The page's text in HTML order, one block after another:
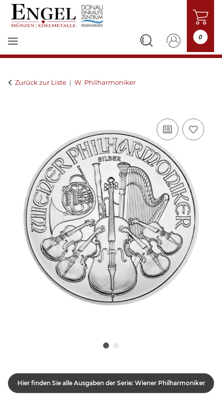
0
Zurück zur Liste W. Philharmoniker
Hier finden Sie alle Ausgaben der Serie: Wiener Philharmoniker